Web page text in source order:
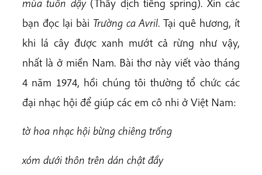
mùa tuôn dậy (Thầy dịch tiếng spring). Xin các
bạn đọc lại bài Trường ca Avril. Tại quê hương, ít
khi lá cây được xanh mướt cả rừng như vậy,
nhất là ở miền Nam. Bài thơ này viết vào tháng
4 năm 1974, hồi chúng tôi thường tổ chức các
đại nhạc hội để giúp các em cô nhi ở Việt Nam:
tờ hoa nhạc hội bừng chiêng trống
xóm dưới thôn trên dán chật đầy